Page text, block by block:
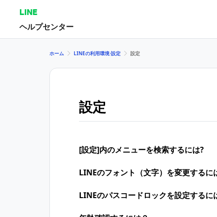
LINE
ヘルプセンター
ホーム LINEの利用環境⋅設定 設定
設定
[設定]内のメニューを検索するには?
LINEのフォント（文字）を変更するに
LINEのパスコードロックを設定するに